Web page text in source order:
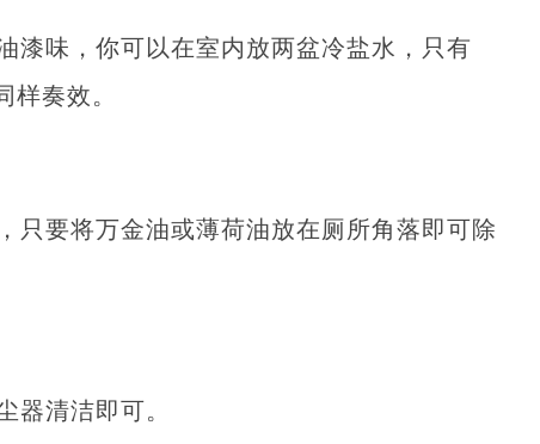
漆味，你可以在室内放两盆冷盐水，只有
奏效。
只要将万金油或薄荷油放在厕所角落即可除
清洁即可。